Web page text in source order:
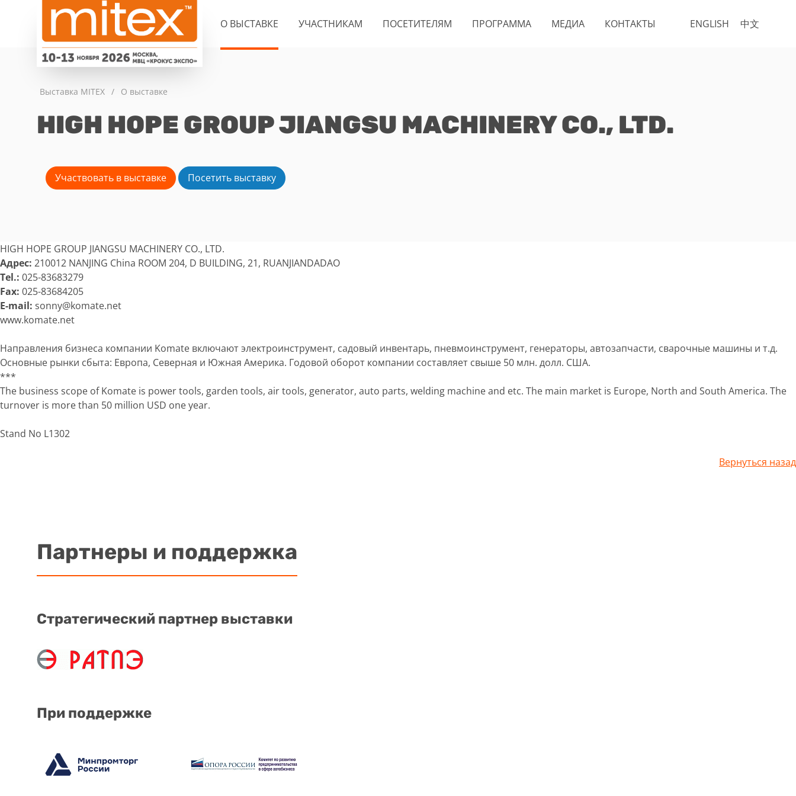
ENGLISH 中文
О ВЫСТАВКЕ УЧАСТНИКАМ ПОСЕТИТЕЛЯМ ПРОГРАММА МЕДИА КОНТАКТЫ
Выставка MITEX / О выставке
HIGH HOPE GROUP JIANGSU MACHINERY CO., LTD.
Участвовать в выставке Посетить выставку
HIGH HOPE GROUP JIANGSU MACHINERY CO., LTD.
Адрес: 210012 NANJING China ROOM 204, D BUILDING, 21, RUANJIANDADAO
Tel.: 025-83683279
Fax: 025-83684205
E-mail: sonny@komate.net
www.komate.net
Направления бизнеса компании Komate включают электроинструмент, садовый инвентарь, пневмоинструмент, генераторы, автозапчасти, сварочные машины и т.д.
Основные рынки сбыта: Европа, Северная и Южная Америка. Годовой оборот компании составляет свыше 50 млн. долл. США.
***
The business scope of Komate is power tools, garden tools, air tools, generator, auto parts, welding machine and etc. The main market is Europe, North and South America. The
turnover is more than 50 million USD one year.
Stand No L1302
Вернуться назад
Партнеры и поддержка
Стратегический партнер выставки
При поддержке